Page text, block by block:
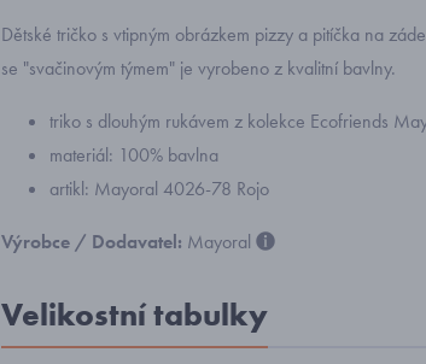
Dětské tričko s vtipným obrázkem pizzy a pitíčka na
se "svačinovým týmem" je vyrobeno z kvalitní bavlny.
triko s dlouhým rukávem z kolekce Ecofriends
materiál: 100% bavlna
artikl: Mayoral 4026-78 Rojo
Výrobce / Dodavatel: Mayoral
Velikostní tabulky